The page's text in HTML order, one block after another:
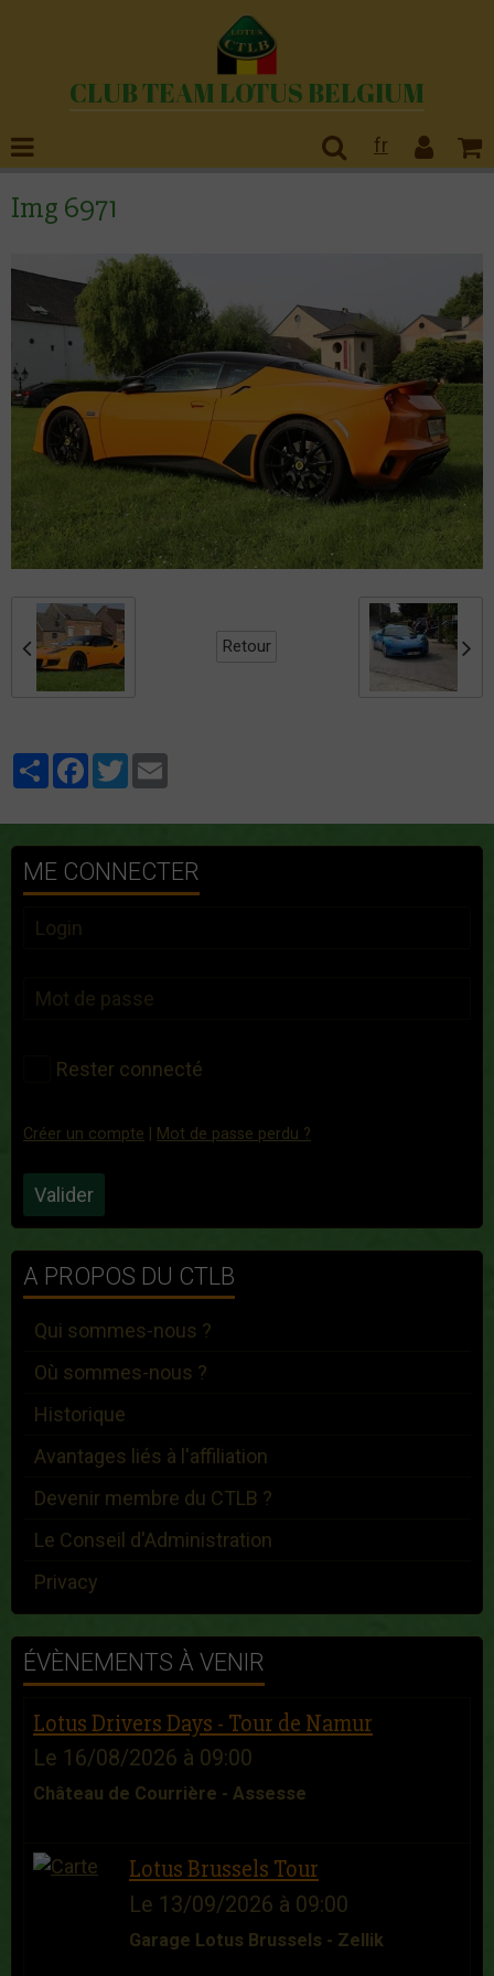
CLUB TEAM LOTUS BELGIUM
fr
Img 6971
Retour
PartagerFacebook
Twitter
ME CONNECTER
Rester connecté
Créer un compte Mot de passe perdu ?
Valider
A PROPOS DU CTLB
Qui sommes-nous ?
Où sommes-nous ?
Historique
Avantages liés à l'affiliation
Devenir membre du CTLB ?
Le Conseil d'Administration
Privacy
ÉVÈNEMENTS À VENIR
Lotus Drivers Days - Tour de Namur
Le 16/08/2026 à 09:00
Château de Courrière - Assesse
Lotus Brussels Tour
Le 13/09/2026 à 09:00
Garage Lotus Brussels - Zellik